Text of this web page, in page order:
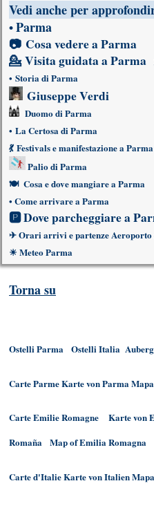
Vedi anche per
•Parma
📷 Cosa vedere a Parma
💁 Visita guidata a Parma
• Storia di Parma
Giuseppe Verdi
Duomo di Parma
• La Certosa di Parma
💃 Festivals e manifestazione a Parma
Palio di Parma
🍽 Cosa e dove mangiare a Parma
• Come arrivare a Parma
🅿Dove parcheggiare a
✈Orari arrivi e partenze Aeroporto
☀ Meteo Parma
Torna su
Ostelli Parma Ostelli Italia
Carte ParmeKarte von Parma
Carte Emilie Romagne Karte von
Romaña Map of Emilia Romagna
Carte d'ItalieKarte von Italien